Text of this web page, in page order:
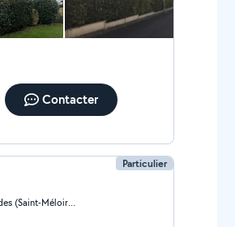
Contacter
Particulier
Saint-Méloir-des-Ondes (Saint-Méloir-des-Ondes)